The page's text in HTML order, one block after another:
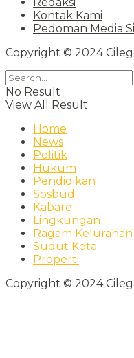
Kontak Kami
Pedoman Media
Copyright © 2024
No Result
View All Result
Home
News
Politik
Hukum
Pendidikan
Sosbud
Kabare
Lingkungan
Ragam Kelurahan
Sudut Kota
Properti
Copyright © 2024